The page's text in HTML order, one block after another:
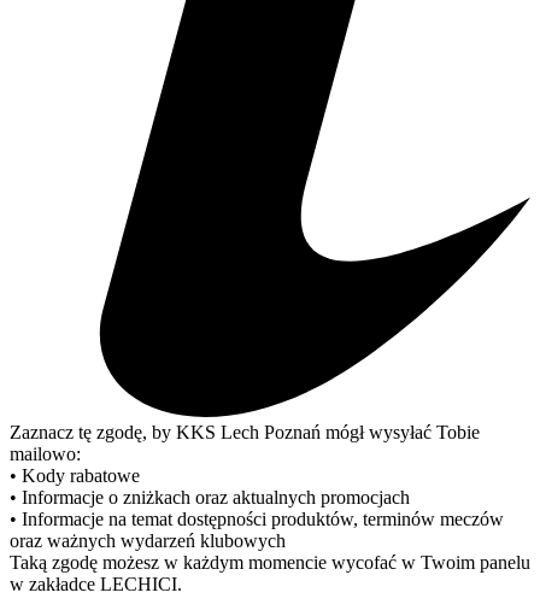
Zaznacz tę zgodę, by KKS Lech Poznań mógł wysyłać Tobie
mailowo:
• Kody rabatowe
• Informacje o zniżkach oraz aktualnych promocjach
• Informacje na temat dostępności produktów, terminów meczów
oraz ważnych wydarzeń klubowych
Taką zgodę możesz w każdym momencie wycofać w Twoim panelu
w zakładce LECHICI.